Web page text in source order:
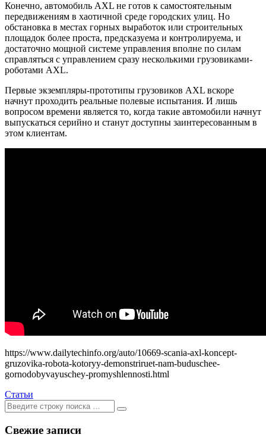
Конечно, автомобиль AXL не готов к самостоятельным
передвижениям в хаотичной среде городских улиц. Но
обстановка в местах горных выработок или строительных
площадок более проста, предсказуема и контролируема, и
достаточно мощной системе управления вполне по силам
справляться с управлением сразу несколькими грузовиками-
роботами AXL.
Первые экземпляры-прототипы грузовиков AXL вскоре
начнут проходить реальные полевые испытания. И лишь
вопросом времени является то, когда такие автомобили начнут
выпускаться серийно и станут доступны заинтересованным в
этом клиентам.
https://www.dailytechinfo.org/auto/10669-scania-axl-koncept-
gruzovika-robota-kotoryy-demonstriruet-nam-buduschee-
gornodobyvayuschey-promyshlennosti.html
Статьи
Ищем:
[текст]
Свежие записи